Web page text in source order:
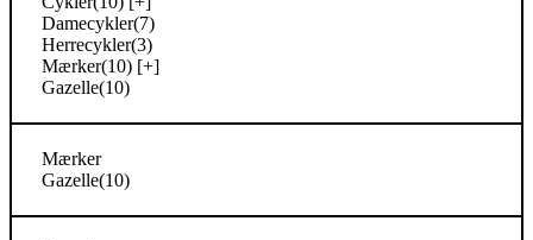
Damecykler(7)
Herrecykler(3)
Mærker(10) [+]
Gazelle(10)
Mærker
Gazelle(10)